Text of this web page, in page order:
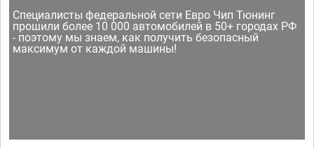
Специалисты федеральной сети Евро Чип Тюнинг
прошили более 10 000 автомобилей в 50+ городах РФ
- поэтому мы знаем, как получить безопасный
максимум от каждой машины!